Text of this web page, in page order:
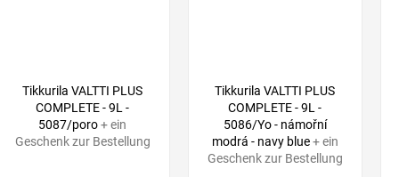
Tikkurila VALTTI PLUS
COMPLETE - 9L -
5087/poro+ ein
Geschenk zur Bestellung
Tikkurila VALTTI PLUS
COMPLETE - 9L -
5086/Yo - námořní
modrá - navy blue+ ein
Geschenk zur Bestellung